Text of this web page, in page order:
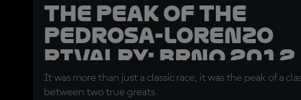
The peak of the
Pedrosa-Lorenzo
rivalry: Brno 2012
It was more than just a classic race, it was the peak of a
between two true greats